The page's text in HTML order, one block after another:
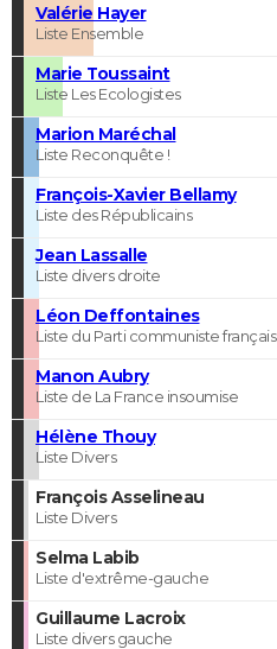
Valérie Hayer
Liste Ensemble
Marie Toussaint
Liste Les Ecologistes
Marion Maréchal
Liste Reconquête !
François-Xavier Bellamy
Liste des Républicains
Jean Lassalle
Liste divers droite
Léon Deffontaines
Liste du Parti communiste français
Manon Aubry
Liste de La France insoumise
Hélène Thouy
Liste Divers
François Asselineau
Liste Divers
Selma Labib
Liste d'extrême-gauche
Guillaume Lacroix
Liste divers gauche